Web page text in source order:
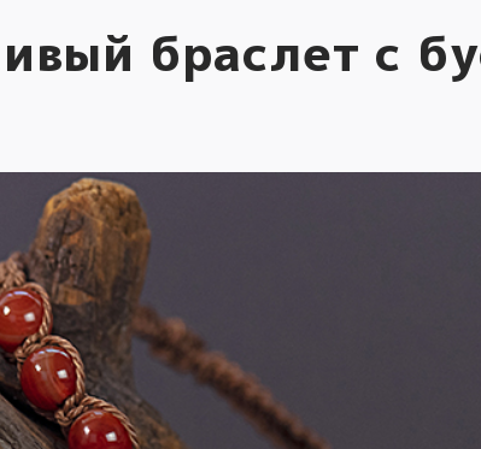
браслет с